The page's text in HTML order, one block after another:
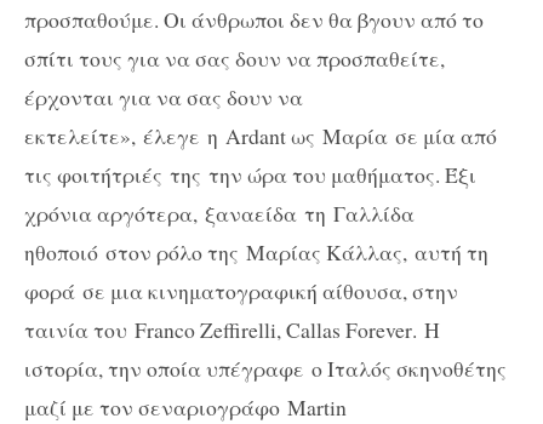
προσπαθούμε. Οι άνθρωποι δεν θα βγουν από το
σπίτι τους για να σας δουν να προσπαθείτε,
έρχονται για να σας δουν να
εκτελείτε», έλεγε η Ardantως Μαρία σε μία από
τις φοιτήτριές της την ώρα του μαθήματος. Έξι
χρόνια αργότερα, ξαναείδα τη Γαλλίδα
ηθοποιό στον ρόλο της Μαρίας Κάλλας, αυτή τη
φορά σε μια κινηματογραφική αίθουσα, στην
ταινία του FrancoZeffirelli,Callas Forever. Η
ιστορία, την οποία υπέγραφε ο Ιταλός σκηνοθέτης
μαζί με τον σεναριογράφο Martin